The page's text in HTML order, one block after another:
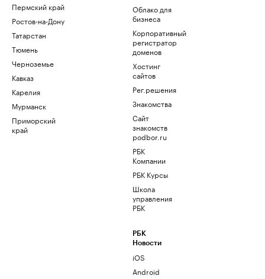
Пермский край
Ростов-на-Дону
Татарстан
Тюмень
Черноземье
Кавказ
Карелия
Мурманск
Приморский
край
Облако для
бизнеса
Корпоративный
регистратор
доменов
Хостинг
сайтов
Рег.решения
Знакомства
Сайт
знакомств
podbor.ru
РБК
Компании
РБК Курсы
Школа
управления
РБК
РБК
Новости
iOS
Android